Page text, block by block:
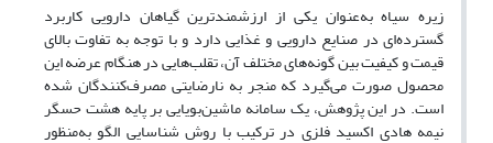
زیره سیاه به‌عنوان یکی از ارزشمندترین گیاهان دارویی کاربرد
گسترده‌ای در صنایع دارویی و غذایی دارد و با توجه به تفاوت بالای
قیمت و کیفیت بین گونه‌های مختلف آن، تقلب‌هایی در هنگام عرضه این
محصول صورت می‌گیرد که منجر به نارضایتی مصرف‌کنندگان شده
است. در این پژوهش، یک سامانه ماشین‌بویایی بر پایه هشت حسگر
نیمه هادی اکسید فلزی در ترکیب با روش شناسایی الگو به‌منظور